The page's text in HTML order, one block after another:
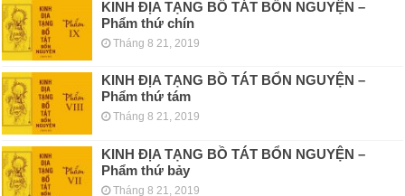
KINH ÐỊA TẠNG BỒ TÁT BỔN NGUYỆN –
Phẩm thứ chín
Tháng 8 21, 2019
KINH ÐỊA TẠNG BỒ TÁT BỔN NGUYỆN –
Phẩm thứ tám
Tháng 8 21, 2019
KINH ÐỊA TẠNG BỒ TÁT BỔN NGUYỆN –
Phẩm thứ bảy
Tháng 8 21, 2019